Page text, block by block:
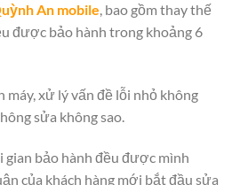
An mobile, bao gồm thay thế
được bảo hành trong khoảng 6
máy, xử lý vấn đề lỗi nhỏ không
sửa không sao.
gian bảo hành đều được mình
của khách hàng mới bắt đầu sửa